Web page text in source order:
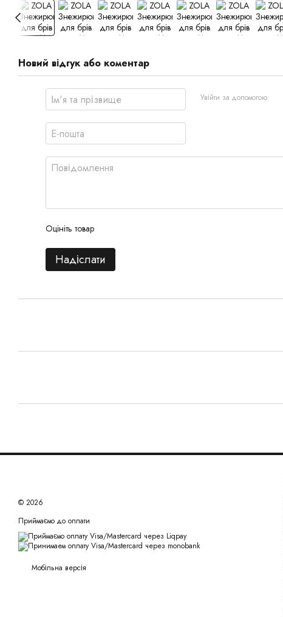
Новий відгук або коментар
Увійти за допомогою
Оцініть товар
Надіслати
© 2026
Приймаємо до оплати
Мобільна версія